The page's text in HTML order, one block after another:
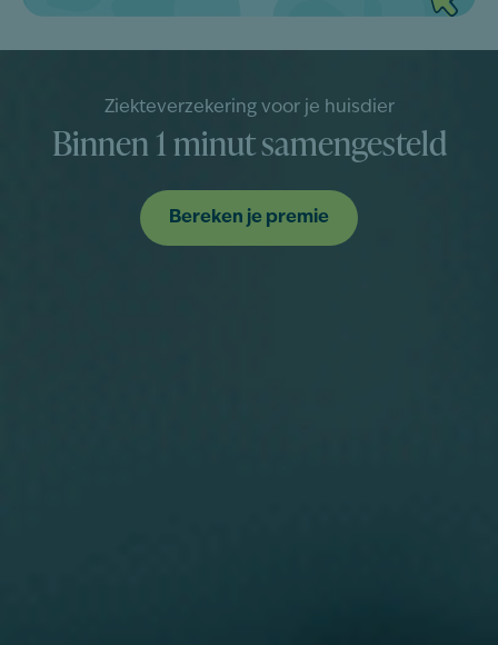
Ziekteverzekering voor je huisdier
Binnen 1 minut samengesteld
Bereken je premie